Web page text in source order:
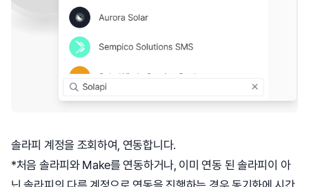
​솔라피 계정을 조회하여, 연동합니다.
*처음 솔라피와 Make를 연동하거나, 이미 연동 된 솔라피이 아